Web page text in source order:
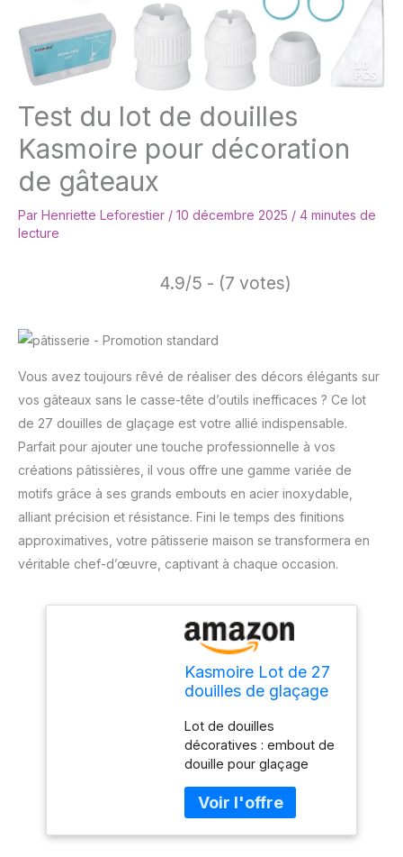
Test du lot de douilles
Kasmoire pour décoration
de gâteaux
Par Henriette Leforestier / 10 décembre 2025 / 4 minutes de
lecture
4.9/5 - (7 votes)
Vous avez toujours rêvé de réaliser des décors élégants sur
vos gâteaux sans le casse-tête d’outils inefficaces ? Ce lot
de 27 douilles de glaçage est votre allié indispensable.
Parfait pour ajouter une touche professionnelle à vos
créations pâtissières, il vous offre une gamme variée de
motifs grâce à ses grands embouts en acier inoxydable,
alliant précision et résistance. Fini le temps des finitions
approximatives, votre pâtisserie maison se transformera en
véritable chef-d’œuvre, captivant à chaque occasion.
Kasmoire Lot de 27
douilles de glaçage
gâteaux, 10 grands
embouts de
décoration en acier
inoxydable et
embout de douille
pour glaçage de
crème, outils
Lot de douilles
décoratives : embout de
douille pour glaçage
étoile fermée, étoile
ouverte, fleur en goutte,
rosettes, embout rond